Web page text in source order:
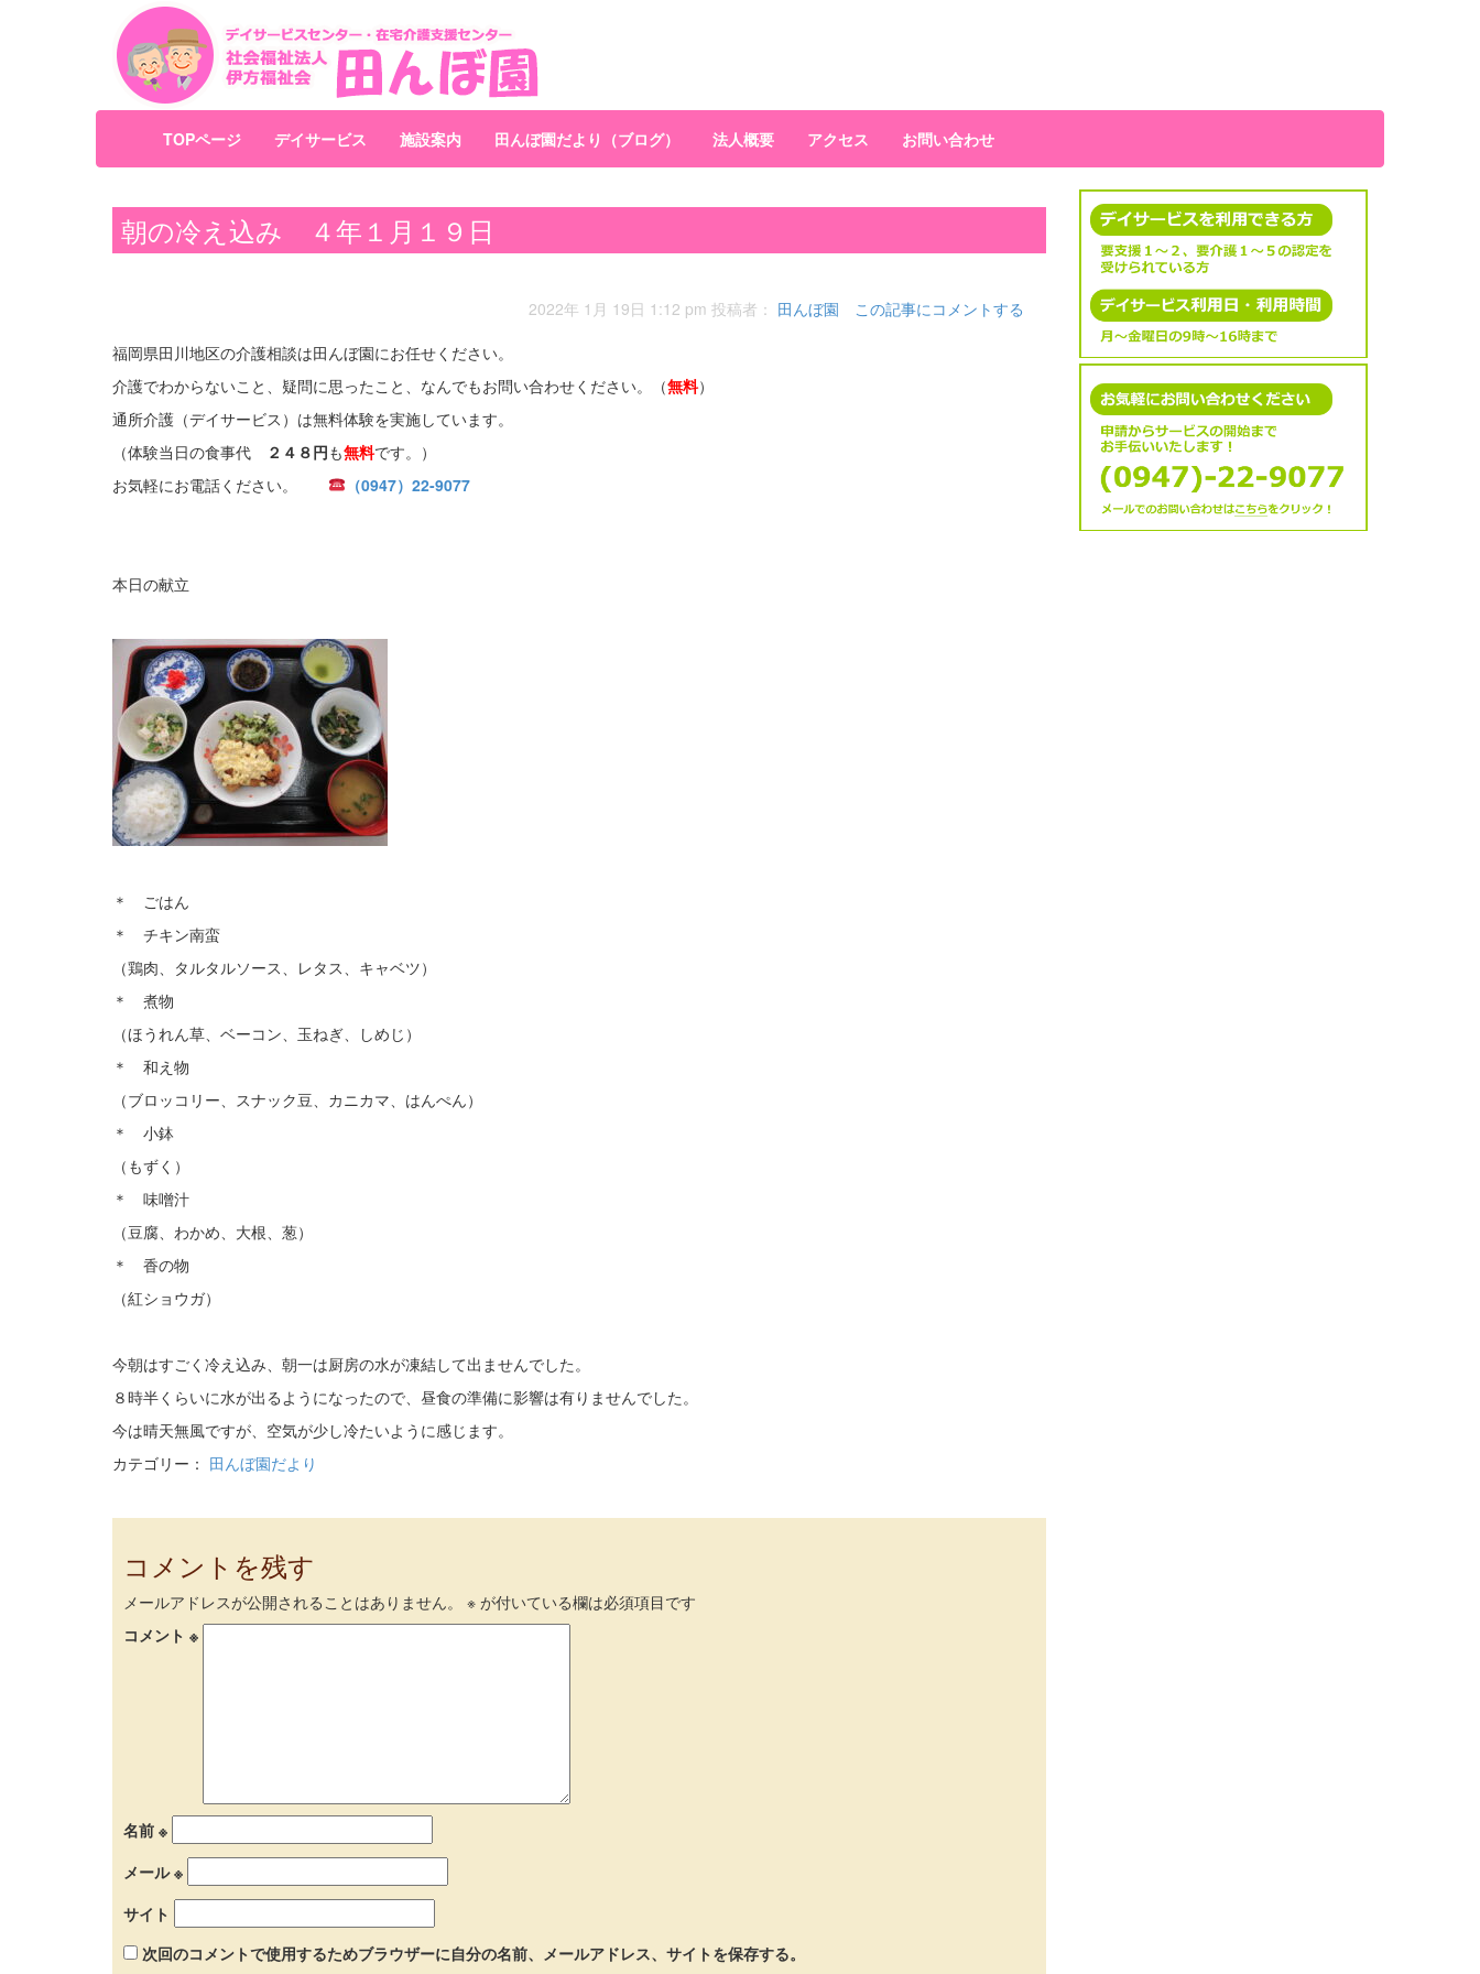
TOPページ デイサービス 施設案内 田んぼ園だより（ブログ） 法人概要 アクセス お問い合わせ
朝の冷え込み ４年１月１９日
2022年 1月 19日 1:12 pm 投稿者： 田んぼ園
この記事にコメントする
福岡県田川地区の介護相談は田んぼ園にお任せください。
介護でわからないこと、疑問に思ったこと、なんでもお問い合わせください。（無料）
通所介護（デイサービス）は無料体験を実施しています。
（体験当日の食事代
２４８円も無料です。）
お気軽にお電話ください。
（0947）22-9077
本日の献立
＊ ごはん
＊ チキン南蛮
（鶏肉、タルタルソース、レタス、キャベツ）
＊ 煮物
（ほうれん草、ベーコン、玉ねぎ、しめじ）
＊ 和え物
（ブロッコリー、スナック豆、カニカマ、はんぺん）
＊ 小鉢
（もずく）
＊ 味噌汁
（豆腐、わかめ、大根、葱）
＊ 香の物
（紅ショウガ）
今朝はすごく冷え込み、朝一は厨房の水が凍結して出ませんでした。
８時半くらいに水が出るようになったので、昼食の準備に影響は有りませんでした。
今は晴天無風ですが、空気が少し冷たいように感じます。
カテゴリー： 田んぼ園だより
コメントを残す
メールアドレスが公開されることはありません。 ※ が付いている欄は必須項目です
コメント ※
名前 ※
メール※
サイト
次回のコメントで使用するためブラウザーに自分の名前、メールアドレス、サイトを保存する。